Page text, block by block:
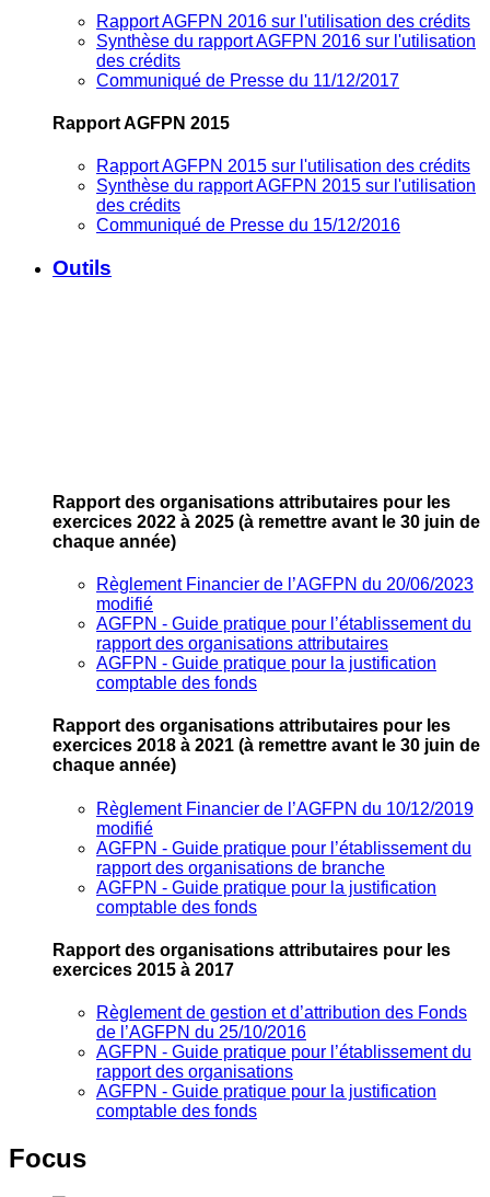
Rapport AGFPN 2016 sur l'utilisation des crédits
Synthèse du rapport AGFPN 2016 sur l'utilisation
des crédits
Communiqué de Presse du 11/12/2017
Rapport AGFPN 2015
Rapport AGFPN 2015 sur l'utilisation des crédits
Synthèse du rapport AGFPN 2015 sur l'utilisation
des crédits
Communiqué de Presse du 15/12/2016
Outils
Rapport des organisations attributaires pour les
exercices 2022 à 2025 (à remettre avant le 30 juin de
chaque année)
Règlement Financier de l’AGFPN du 20/06/2023
modifié
AGFPN ‐ Guide pratique pour l’établissement du
rapport des organisations attributaires
AGFPN ‐ Guide pratique pour la justification
comptable des fonds
Rapport des organisations attributaires pour les
exercices 2018 à 2021 (à remettre avant le 30 juin de
chaque année)
Règlement Financier de l’AGFPN du 10/12/2019
modifié
AGFPN ‐ Guide pratique pour l’établissement du
rapport des organisations de branche
AGFPN ‐ Guide pratique pour la justification
comptable des fonds
Rapport des organisations attributaires pour les
exercices 2015 à 2017
Règlement de gestion et d’attribution des Fonds
de l’AGFPN du 25/10/2016
AGFPN ‐ Guide pratique pour l’établissement du
rapport des organisations
AGFPN ‐ Guide pratique pour la justification
comptable des fonds
Focus